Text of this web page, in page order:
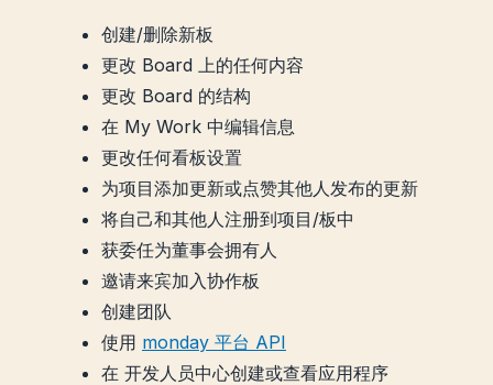
创建/删除新板
更改 Board 上的任何内容
更改 Board 的结构
在 My Work 中编辑信息
更改任何看板设置
为项目添加更新或点赞其他人发布的更新
将自己和其他人注册到项目/板中
获委任为董事会拥有人
邀请来宾加入协作板
创建团队
使用 monday 平台 API
在 开发人员中心创建或查看应用程序